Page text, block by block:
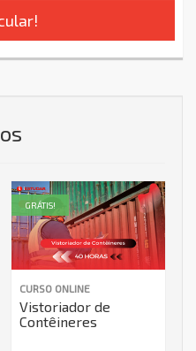
CURSO ONLINE
Vistoriador de
Contêineres
GRÁTIS!